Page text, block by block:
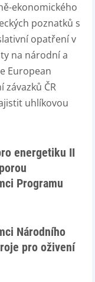
ekonomického
poznatků s
opatření v
na národní a
European
závazků ČR
uhlíkovou
energetiku II
Programu
Národního
pro oživení